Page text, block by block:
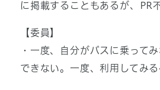
に掲載することもあるが、PR
【委員】
・一度、自分がバスに乗って
できない。一度、利用してみる